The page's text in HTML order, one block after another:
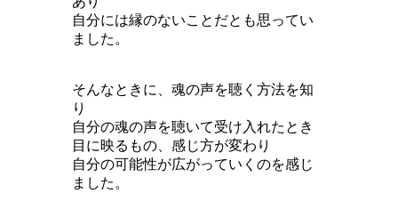
自分には縁のないことだとも思ってい
ました。
そんなときに、魂の声を聴く方法を知
り
自分の魂の声を聴いて受け入れたとき
目に映るもの、感じ方が変わり
自分の可能性が広がっていくのを感じ
ました。